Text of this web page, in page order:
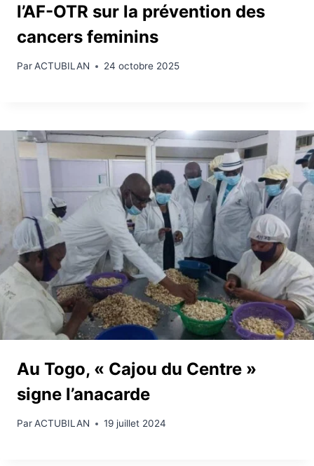
l’AF-OTR sur la prévention des
cancers feminins
ParACTUBILAN 24 octobre 2025
Au Togo, « Cajou du Centre »
signe l’anacarde
ParACTUBILAN 19 juillet 2024